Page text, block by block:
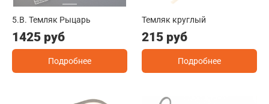
5.B. Темляк Рыцарь
1425 руб
Подробнее
Темляк круглый
215 руб
Подробнее